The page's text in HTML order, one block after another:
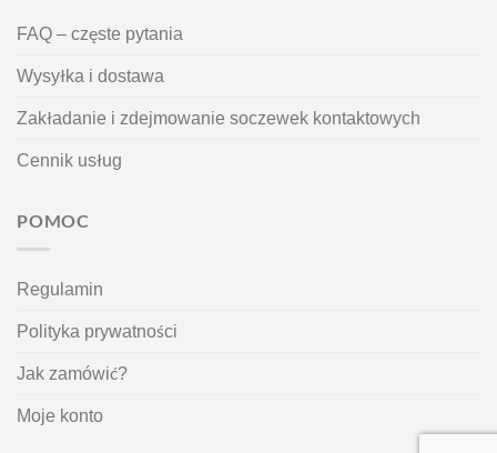
FAQ – częste pytania
Wysyłka i dostawa
Zakładanie i zdejmowanie soczewek kontaktowych
Cennik usług
POMOC
Regulamin
Polityka prywatności
Jak zamówić?
Moje konto